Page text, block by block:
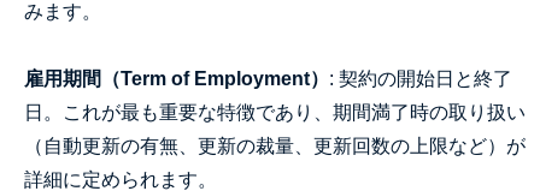
みます。
雇用期間（Term of Employment） : 契約の開始日と終了
日。これが最も重要な特徴であり、期間満了時の取り扱い
（自動更新の有無、更新の裁量、更新回数の上限など）が
詳細に定められます。